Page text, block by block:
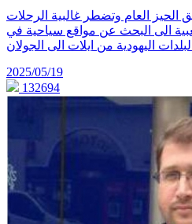
الحيز العام وتضطر غالبية الرحلات
الى البحث عن مواقع سياحية في
2025/05/19
132694